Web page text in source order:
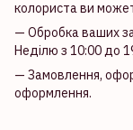
колориста ви
— Обробка ваших
Неділю з 10:00 до
— Замовлення,
оформлення.